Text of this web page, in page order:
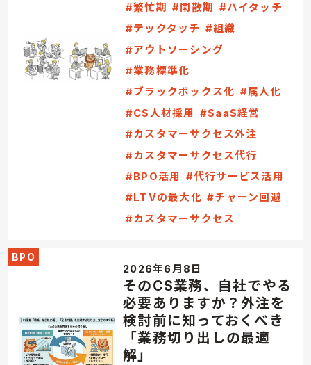
#繁忙期
#閑散期
#ハイタッチ
#テックタッチ #組織
#アウトソーシング
#業務標準化
#ブラックボックス化 #属人化
#CS人材採用
#SaaS経営
#カスタマーサクセス外注
#カスタマーサクセス代行
#BPO活用
#代行サービス活用
#LTVの最大化 #チャーン回避
#カスタマーサクセス
BPO
2026年6月8日
そのCS業務、自社でやる
必要ありますか？外注を
検討前に知っておくべき
「業務切り出しの最適
解」